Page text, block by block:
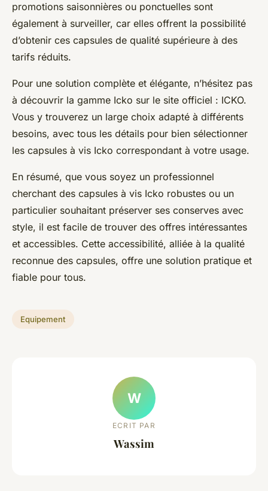
promotions saisonnières ou ponctuelles sont
également à surveiller, car elles offrent la possibilité
d’obtenir ces capsules de qualité supérieure à des
tarifs réduits.
Pour une solution complète et élégante, n’hésitez pas
à découvrir la gamme Icko sur le site officiel : ICKO.
Vous y trouverez un large choix adapté à différents
besoins, avec tous les détails pour bien sélectionner
les capsules à vis Icko correspondant à votre usage.
En résumé, que vous soyez un professionnel
cherchant des capsules à vis Icko robustes ou un
particulier souhaitant préserver ses conserves avec
style, il est facile de trouver des offres intéressantes
et accessibles. Cette accessibilité, alliée à la qualité
reconnue des capsules, offre une solution pratique et
fiable pour tous.
Equipement
W
ECRIT PAR
Wassim